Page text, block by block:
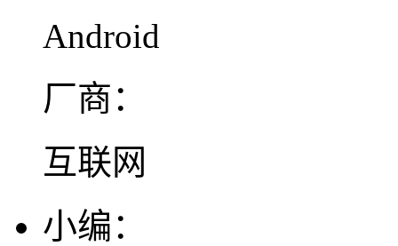
Android
厂商：
互联网
小编：